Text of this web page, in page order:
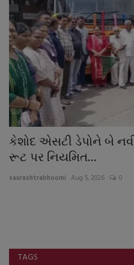
કેશોદ એસટી ડેપોને બે
રૂટ પર નિયમિત...
saurashtrabhoomi Aug 5, 2026 0
TAGS